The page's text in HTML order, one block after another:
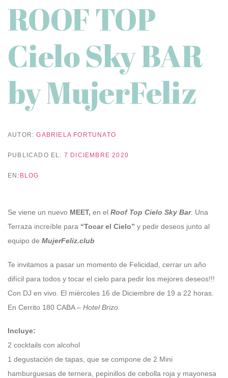
ROOF TOP
Cielo Sky BAR
by MujerFeliz
AUTOR:GABRIELA FORTUNATO
PUBLICADO EL: 7 DICIEMBRE 2020
EN: BLOG
Se viene un nuevo MEET, en el Roof Top Cielo Sky Bar. Una
Terraza increíble para “Tocar el Cielo” y pedir deseos junto al
equipo de MujerFeliz.club
Te invitamos a pasar un momento de Felicidad, cerrar un año
difícil para todos y tocar el cielo para pedir los mejores deseos!!!
Con DJ en vivo. El miércoles 16 de Diciembre de 19 a 22 horas.
En Cerrito 180 CABA – Hotel Brizo.
Incluye:
2 cocktails con alcohol
1 degustación de tapas, que se compone de 2 Mini
hamburguesas de ternera, pepinillos de cebolla roja y mayonesa